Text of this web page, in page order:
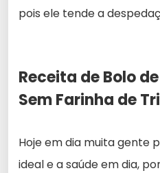
pois ele tende a
Receita de Bolo
Sem Farinha de
Hoje em dia muita gente
ideal e a saúde em dia,